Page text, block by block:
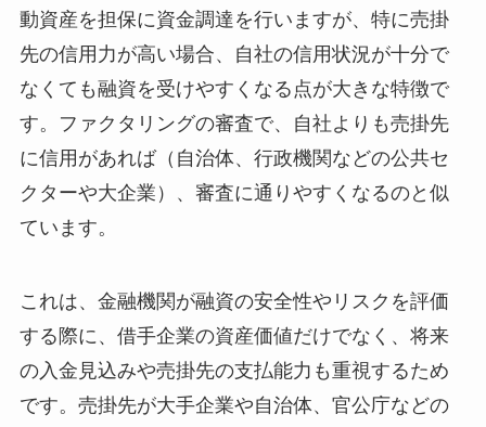
動資産を担保に資金調達を行いますが、特に売掛
先の信用力が高い場合、自社の信用状況が十分で
なくても融資を受けやすくなる点が大きな特徴で
す。ファクタリングの審査で、自社よりも売掛先
に信用があれば（自治体、行政機関などの公共セ
クターや大企業）、審査に通りやすくなるのと似
ています。
これは、金融機関が融資の安全性やリスクを評価
する際に、借手企業の資産価値だけでなく、将来
の入金見込みや売掛先の支払能力も重視するため
です。売掛先が大手企業や自治体、官公庁などの